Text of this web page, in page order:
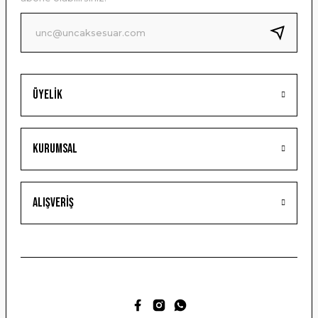
Ürün fiyatı diğer sitelerden daha pahalı.
Bu ürüne benzer farklı alternatifler olmalı.
Gönder
Üyelik
Kurumsal
Alışveriş